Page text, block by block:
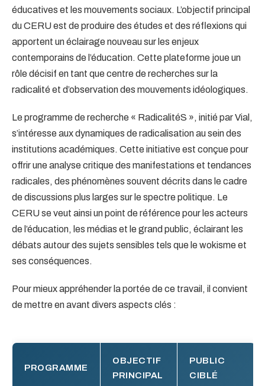
éducatives et les mouvements sociaux. L’objectif principal
du CERU est de produire des études et des réflexions qui
apportent un éclairage nouveau sur les enjeux
contemporains de l’éducation. Cette plateforme joue un
rôle décisif en tant que centre de recherches sur la
radicalité et d’observation des mouvements idéologiques.
Le programme de recherche « RadicalitéS », initié par Vial,
s’intéresse aux dynamiques de radicalisation au sein des
institutions académiques. Cette initiative est conçue pour
offrir une analyse critique des manifestations et tendances
radicales, des phénomènes souvent décrits dans le cadre
de discussions plus larges sur le spectre politique. Le
CERU se veut ainsi un point de référence pour les acteurs
de l’éducation, les médias et le grand public, éclairant les
débats autour des sujets sensibles tels que le wokisme et
ses conséquences.
Pour mieux appréhender la portée de ce travail, il convient
de mettre en avant divers aspects clés :
PROGRAMME
OBJECTIF
PRINCIPAL
PUBLIC
CIBLÉ